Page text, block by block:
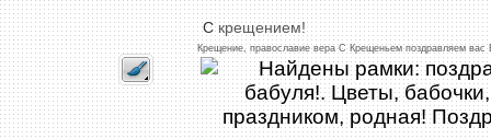
Скрещением!
Крещение, православие вера С Крещеньем поздравляем вас